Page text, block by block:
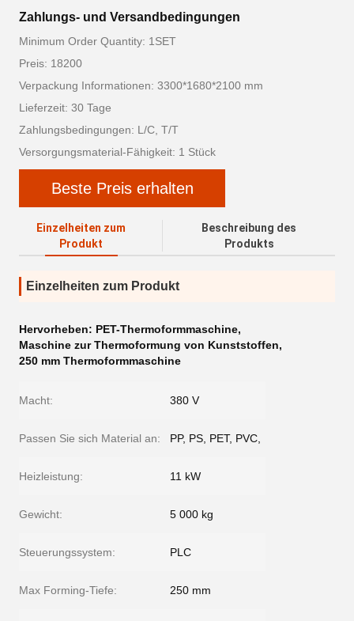
Zahlungs- und Versandbedingungen
Minimum Order Quantity: 1SET
Preis: 18200
Verpackung Informationen: 3300*1680*2100 mm
Lieferzeit: 30 Tage
Zahlungsbedingungen: L/C, T/T
Versorgungsmaterial-Fähigkeit: 1 Stück
Beste Preis erhalten
Einzelheiten zum
Produkt
Beschreibung des
Produkts
Einzelheiten zum Produkt
Hervorheben: PET-Thermoformmaschine,
Maschine zur Thermoformung von Kunststoffen,
250 mm Thermoformmaschine
Macht: 380 V
Passen Sie sich Material an: PP, PS, PET, PVC,
Heizleistung: 11 kW
Gewicht: 5 000 kg
Steuerungssystem: PLC
Max Forming-Tiefe: 250 mm